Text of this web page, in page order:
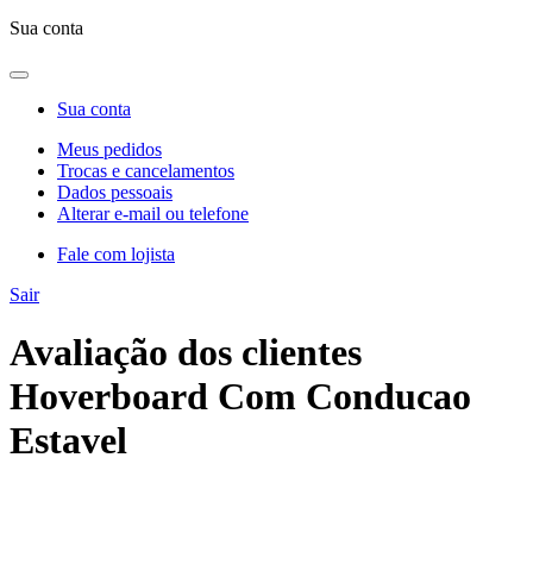
Sua conta
Sua conta
Meus pedidos
Trocas e cancelamentos
Dados pessoais
Alterar e-mail ou telefone
Fale com lojista
Sair
Avaliação dos clientes
Hoverboard Com Conducao
Estavel